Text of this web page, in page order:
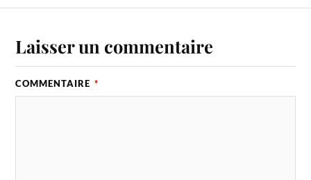
Laisser un commentaire
COMMENTAIRE *